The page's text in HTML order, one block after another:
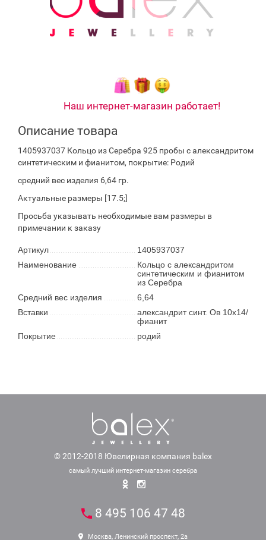
Наш интернет-магазин работает!
Описание товара
1405937037 Кольцо из Серебра 925 пробы с александритом
синтетическим и фианитом, покрытие: Родий
средний вес изделия 6,64 гр.
Актуальные размеры [17.5;]
Просьба указывать необходимые вам размеры в
примечании к заказу
Артикул
1405937037
Наименование
Кольцо с александритом
синтетическим и фианитом
из Серебра
Средний вес изделия
6,64
Вставки
александрит синт. Ов 10х14/
фианит
Покрытие
родий
© 2012-2018 Ювелирная компания balex
самый лучший интернет-магазин серебра
8 495 106 47 48
Москва, Ленинский проспект, 2а